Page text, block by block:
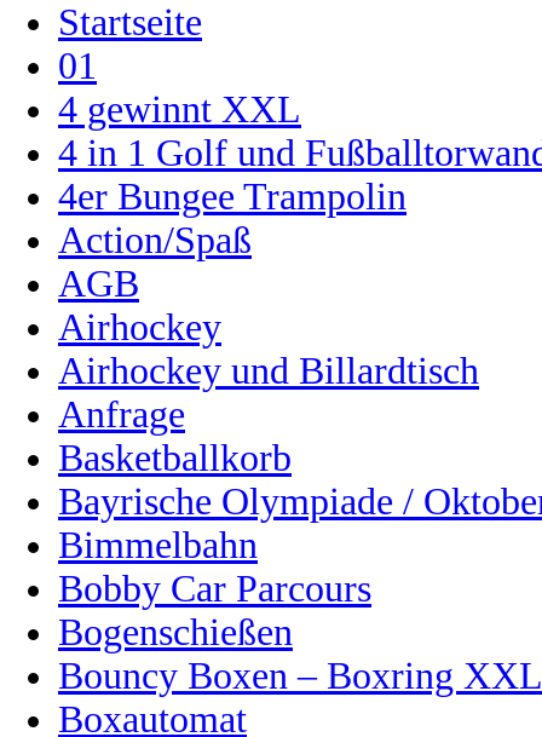
Startseite
01
4 gewinnt XXL
4 in 1 Golf und
4er Bungee Trampolin
Action/Spaß
AGB
Airhockey
Airhockey und Billardtisch
Anfrage
Basketballkorb
Bayrische Olympiade /
Bimmelbahn
Bobby Car Parcours
Bogenschießen
Bouncy Boxen – Boxring XXL
Boxautomat